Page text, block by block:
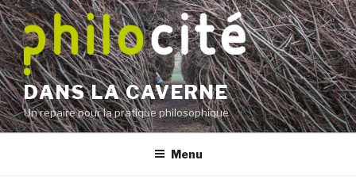
Aller
au
contenu
principal
DANS LA CAVERNE
Un repaire pour la pratique philosophique
Menu